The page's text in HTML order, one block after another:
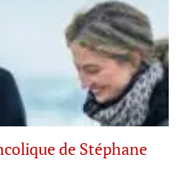
de Stéphane